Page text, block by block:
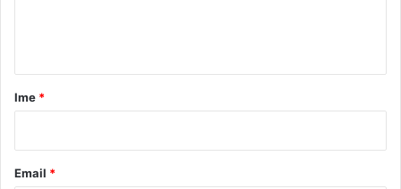
r
Ime *
Email *